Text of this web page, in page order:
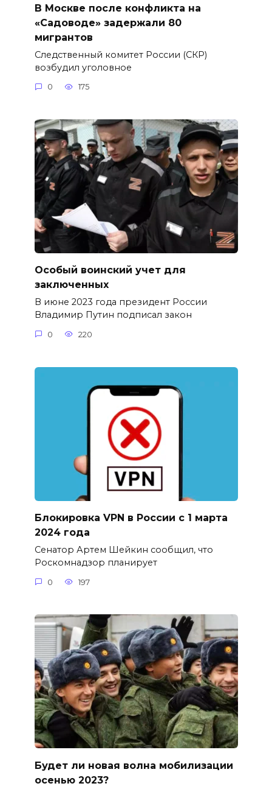
В Москве после конфликта на
«Садоводе» задержали 80
мигрантов
Следственный комитет России (СКР)
возбудил уголовное
0 175
Особый воинский учет для
заключенных
В июне 2023 года президент России
Владимир Путин подписал закон
0 220
Блокировка VPN в России с 1 марта
2024 года
Сенатор Артем Шейкин сообщил, что
Роскомнадзор планирует
0 197
Будет ли новая волна мобилизации
осенью 2023?